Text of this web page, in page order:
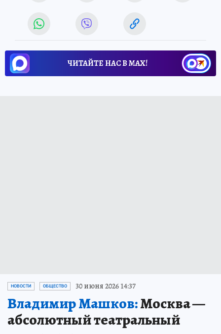
ЧИТАЙТЕ НАС В МАХ!
НОВОСТИ ОБЩЕСТВО 30 июня 2026 14:37
Владимир Машков:Москва —
абсолютный театральный